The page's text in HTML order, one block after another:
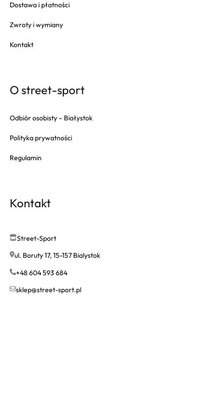
Dostawa i płatności
Zwroty i wymiany
Kontakt
O street-sport
Odbiór osobisty – Białystok
Polityka prywatności
Regulamin
Kontakt
Street-Sport
ul. Boruty 17, 15-157 Bialystok
+48 604 593 684
sklep@street-sport.pl